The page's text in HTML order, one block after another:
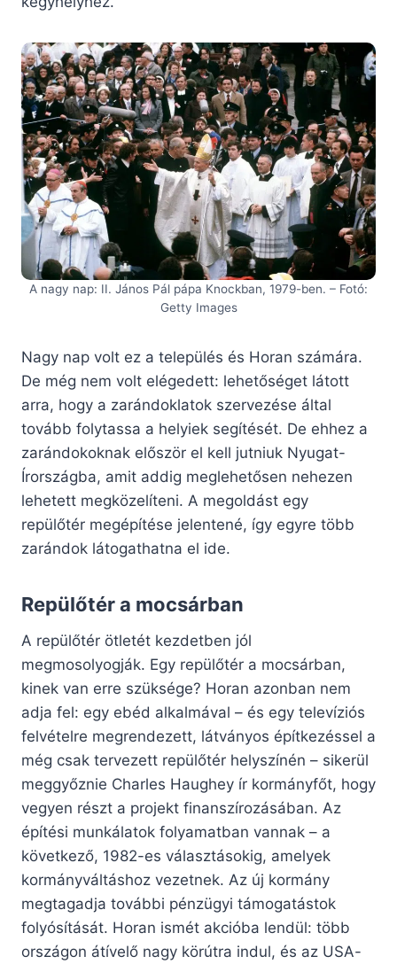
A nagy nap: II. János Pál pápa Knockban, 1979-ben. – Fotó:
Getty Images
Nagy nap volt ez a település és Horan számára.
De még nem volt elégedett: lehetőséget látott
arra, hogy a zarándoklatok szervezése által
tovább folytassa a helyiek segítését. De ehhez a
zarándokoknak először el kell jutniuk Nyugat-
Írországba, amit addig meglehetősen nehezen
lehetett megközelíteni. A megoldást egy
repülőtér megépítése jelentené, így egyre több
zarándok látogathatna el ide.
Repülőtér a mocsárban
A repülőtér ötletét kezdetben jól
megmosolyogják. Egy repülőtér a mocsárban,
kinek van erre szüksége? Horan azonban nem
adja fel: egy ebéd alkalmával – és egy televíziós
felvételre megrendezett, látványos építkezéssel a
még csak tervezett repülőtér helyszínén – sikerül
meggyőznie Charles Haughey ír kormányfőt, hogy
vegyen részt a projekt finanszírozásában. Az
építési munkálatok folyamatban vannak – a
következő, 1982-es választásokig, amelyek
kormányváltáshoz vezetnek. Az új kormány
megtagadja további pénzügyi támogatástok
folyósítását. Horan ismét akcióba lendül: több
országon átívelő nagy körútra indul, és az USA-